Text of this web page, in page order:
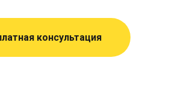
консультация